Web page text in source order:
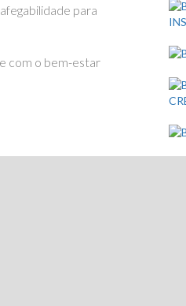
para
com o bem-estar